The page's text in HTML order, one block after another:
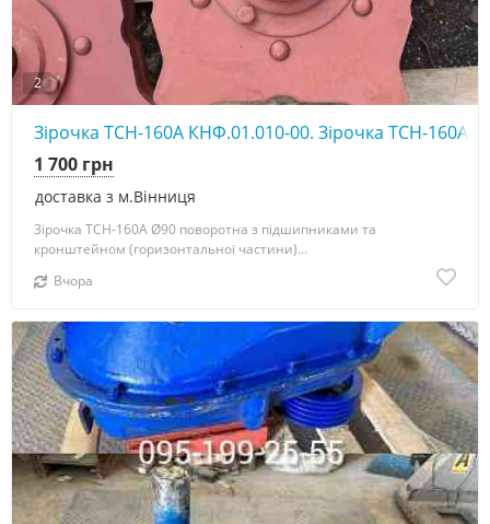
2
Зірочка ТСН-160А КНФ.01.010-00. Зірочка ТСН-160А
доставка з м.Вінниця
1 700 грн
Зірочка ТСН-160А Ø90 поворотна з підшипниками та
кронштейном (горизонтальної частини)...
Вчора